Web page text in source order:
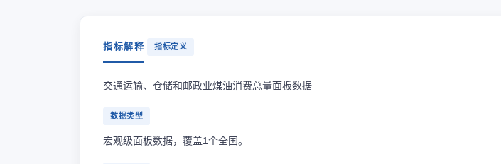
指标解释 指标定义
交通运输、仓储和邮政业煤油消费总量面板数据
数据类型
宏观级面板数据，覆盖1个全国。